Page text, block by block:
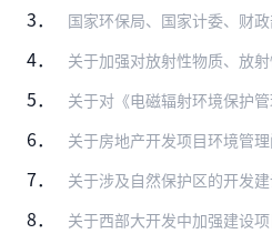
3． 国家环保局、国家计委、财政部、中国人民银行关于加强国际金融组
4． 关于加强对放射性物质、放射性污染设备及放射性
5． 关于对《电磁辐射环境保护管理办法》
6． 关于房地产开发项目环境管理问
7． 关于涉及自然保护区的开发建设项目环境管理
8． 关于西部大开发中加强建设项目环境保